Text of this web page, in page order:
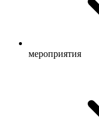
мероприятия